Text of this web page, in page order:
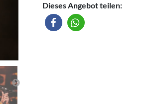
Dieses Angebot teilen: